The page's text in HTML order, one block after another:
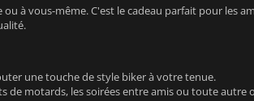
à vous-même. C'est le cadeau parfait pour les
une touche de style biker à votre tenue.
de motards, les soirées entre amis ou toute autre